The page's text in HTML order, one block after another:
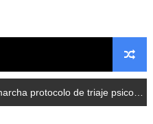
residencial en la
inclusión y atención a
“Ríe 2026” recorre las
de triaje psicosocial para atender a rescatistas